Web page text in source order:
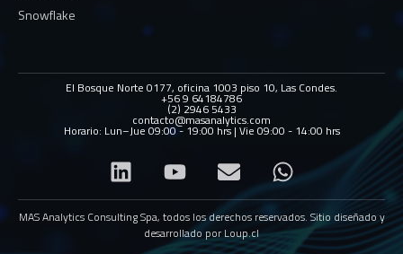
Snowflake
El Bosque Norte 0177, oficina 1003 piso 10, Las Condes.
+56 9 64184786
(2) 2946 5433
contacto@masanalytics.com
Horario: Lun–Jue 09:00 - 19:00 hrs | Vie 09:00 - 14:00 hrs
MAS Analytics Consulting Spa, todos los derechos reservados. Sitio diseñado y
desarrollado por Loup.cl